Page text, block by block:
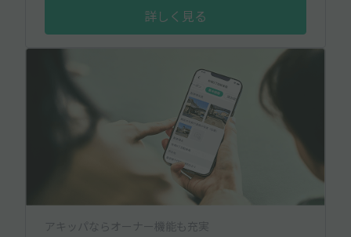
詳しく見る
アキッパならオーナー機能も充実